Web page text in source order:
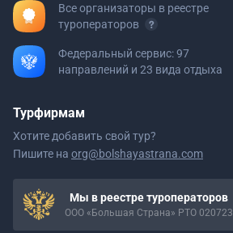
Все организаторы в реестре
туроператоров
Федеральный сервис: 97
направлений и 23 вида отдыха
Турфирмам
Хотите добавить свой тур?
Пишите на org@bolshayastrana.com
Мы в реестре туроператоров
ООО «Большая Страна» РТО 020723